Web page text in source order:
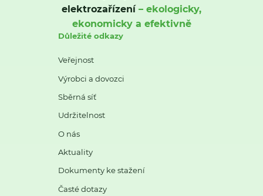
elektrozařízení– ekologicky,
ekonomicky a efektivně
Důležité odkazy
Veřejnost
Výrobci a dovozci
Sběrná síť
Udržitelnost
O nás
Aktuality
Dokumenty ke stažení
Časté dotazy